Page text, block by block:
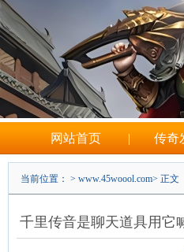
网站首页 | 传奇
当前位置： > www.45woool.com> 正文
千里传音是聊天道具用它